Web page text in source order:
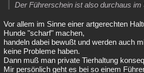
Der Führerschein ist also durchaus im
Vor allem im Sinne einer artgerechten
Hunde "scharf" machen,
handeln dabei bewußt und werden auch
keine Probleme haben.
Dann muß man private Tierhaltung
Mir persönlich geht es bei so einem